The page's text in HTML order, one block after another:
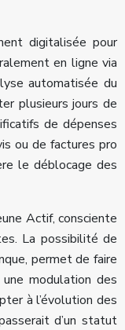
digitalisée pour
en ligne via
automatisée du
plusieurs jours de
de dépenses
ou de factures pro
le déblocage des
Actif, consciente
La possibilité de
permet de faire
modulation des
à l’évolution des
d’un statut